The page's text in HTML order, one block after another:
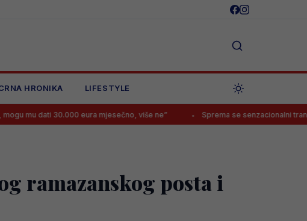
HRONIKA LIFESTYLE
30.000 eura mjesečno, više ne” Sprema se senzacionalni transfer
ramazanskog posta i